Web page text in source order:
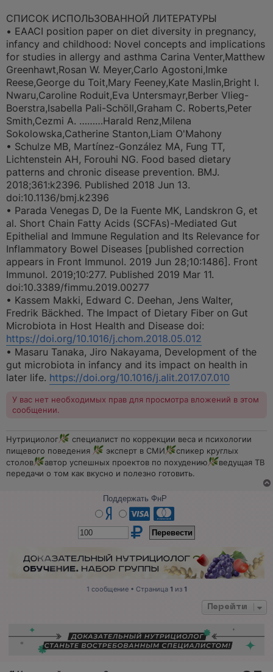
СПИСОК ИСПОЛЬЗОВАННОЙ ЛИТЕРАТУРЫ
• EAACI position paper on diet diversity in pregnancy,
infancy and childhood: Novel concepts and implications
for studies in allergy and asthma Carina Venter,Matthew
Greenhawt,Rosan W. Meyer,Carlo Agostoni,Imke
Reese,George du Toit,Mary Feeney,Kate Maslin,Bright I.
Nwaru,Caroline Roduit,Eva Untersmayr,Berber Vlieg-
Boerstra,Isabella Pali-Schöll,Graham C. Roberts,Peter
Smith,Cezmi A. ………Harald Renz,Milena
Sokolowska,Catherine Stanton,Liam O'Mahony
• Schulze MB, Martínez-González MA, Fung TT,
Lichtenstein AH, Forouhi NG. Food based dietary
patterns and chronic disease prevention. BMJ.
2018;361:k2396. Published 2018 Jun 13.
doi:10.1136/bmj.k2396
• Parada Venegas D, De la Fuente MK, Landskron G, et
al. Short Chain Fatty Acids (SCFAs)-Mediated Gut
Epithelial and Immune Regulation and Its Relevance for
Inflammatory Bowel Diseases [published correction
appears in Front Immunol. 2019 Jun 28;10:1486]. Front
Immunol. 2019;10:277. Published 2019 Mar 11.
doi:10.3389/fimmu.2019.00277
• Kassem Makki, Edward C. Deehan, Jens Walter,
Fredrik Bäckhed. The Impact of Dietary Fiber on Gut
Microbiota in Host Health and Disease doi:
https://doi.org/10.1016/j.chom.2018.05.012
• Masaru Tanaka, Jiro Nakayama, Development of the
gut microbiota in infancy and its impact on health in
later life. https://doi.org/10.1016/j.alit.2017.07.010
У вас нет необходимых прав для просмотра вложений в этом
сообщении.
Нутрициолог
специалист по коррекции веса и психологии
пищевого поведения
эксперт в СМИ
спикер круглых
столов
автор успешных проектов по похудению
ведущая ТВ
передачи о том как вкусно и полезно готовить.
Поддержать ФнР
1 сообщение • Страница 1 из 1
Перейти